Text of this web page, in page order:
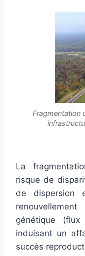
Fragmentation
La
risque de
de dispersion
génétique
induisant un
succès